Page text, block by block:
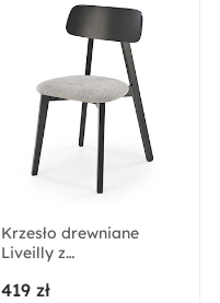
Krzesło drewniane
Liveilly z
popielatym siedziskiem
419 zł